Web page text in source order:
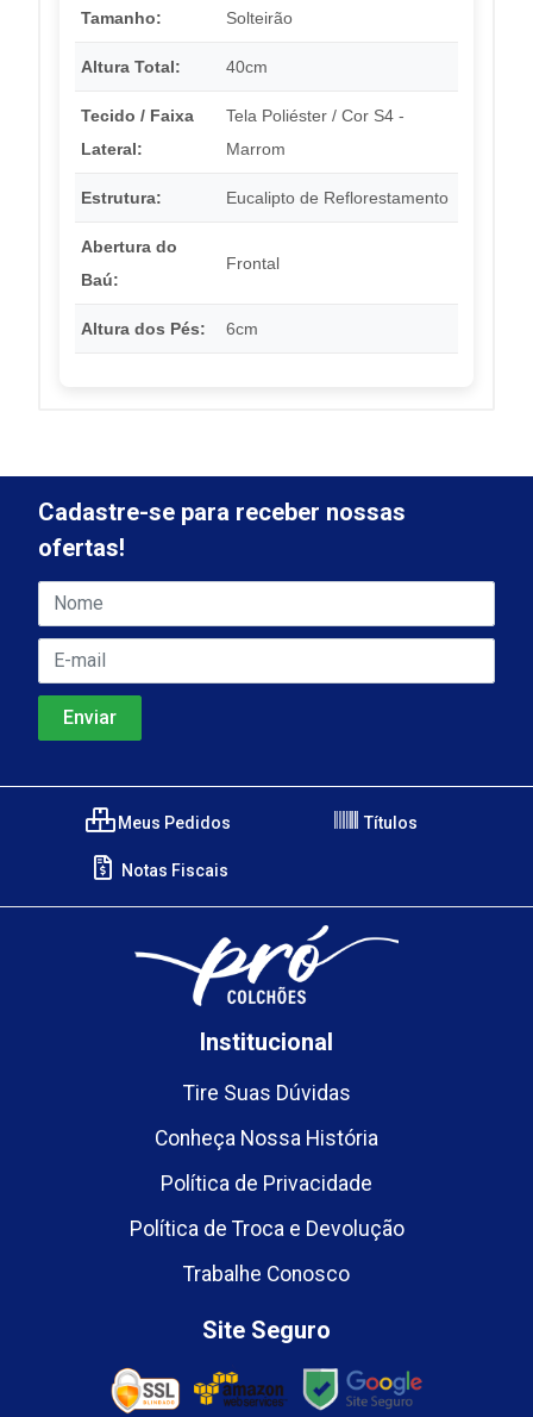
Tamanho: Solteirão
Altura Total: 40cm
Tecido / Faixa
Lateral:
Tela Poliéster / Cor S4 -
Marrom
Estrutura: Eucalipto de Reflorestamento
Abertura do
Baú:
Frontal
Altura dos Pés: 6cm
Cadastre-se para receber nossas
ofertas!
Meus Pedidos Títulos
Notas Fiscais
Institucional
Tire Suas Dúvidas
Conheça Nossa História
Política de Privacidade
Política de Troca e Devolução
Trabalhe Conosco
Site Seguro